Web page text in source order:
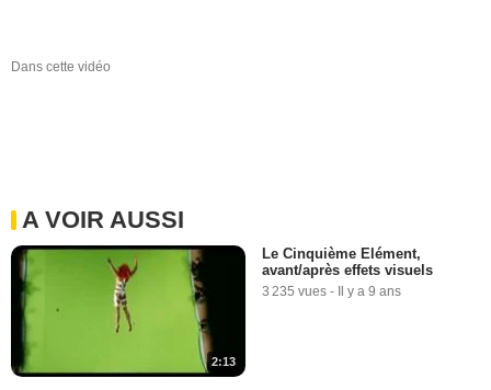
Dans cette vidéo
A VOIR AUSSI
2:13
Le Cinquième Elément,
avant/après effets visuels
3 235 vues - Il y a 9 ans